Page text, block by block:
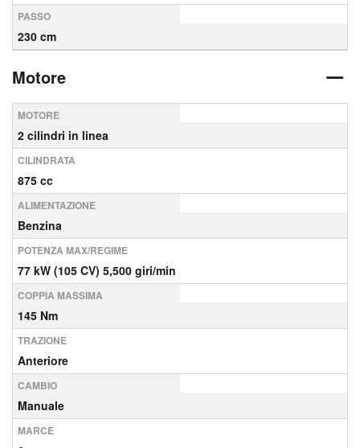
PASSO
230 cm
Motore
MOTORE
2 cilindri in linea
CILINDRATA
875 cc
ALIMENTAZIONE
Benzina
POTENZA MAX/REGIME
77 kW (105 CV) 5,500 giri/min
COPPIA MASSIMA
145 Nm
TRAZIONE
Anteriore
CAMBIO
Manuale
MARCE